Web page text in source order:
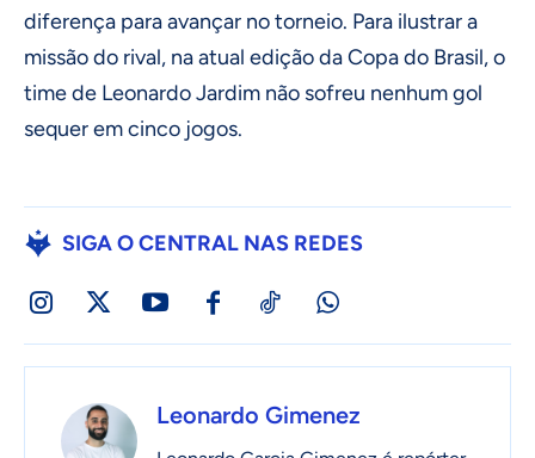
diferença para avançar no torneio. Para ilustrar a
missão do rival, na atual edição da Copa do Brasil, o
time de Leonardo Jardim não sofreu nenhum gol
sequer em cinco jogos.
SIGA O CENTRAL NAS REDES
Leonardo Gimenez